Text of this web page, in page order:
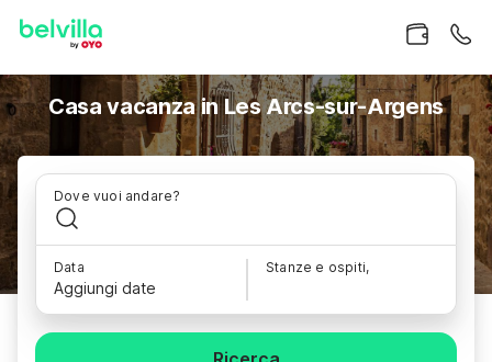
Casa vacanza in Les Arcs-sur-Argens
Dove vuoi andare?
Data
Aggiungi date
Stanze e ospiti,